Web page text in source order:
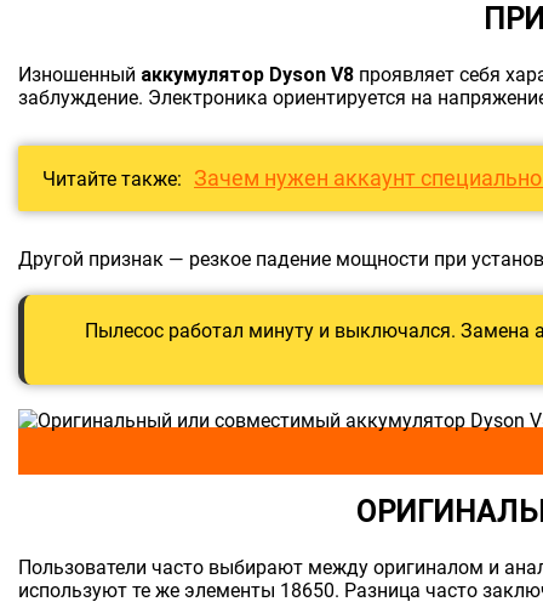
Изношенный аккумулятор Dyson V8 проявляет себя
заблуждение. Электроника ориентируется на
Читайте также: Зачем нужен аккаунт
Другой признак — резкое падение мощности при
Пылесос работал минуту и выключался. Замена
Пользователи часто выбирают между оригиналом и
используют те же элементы 18650. Разница часто